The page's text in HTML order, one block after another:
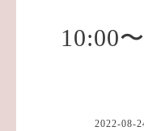
10:00
2022-08-